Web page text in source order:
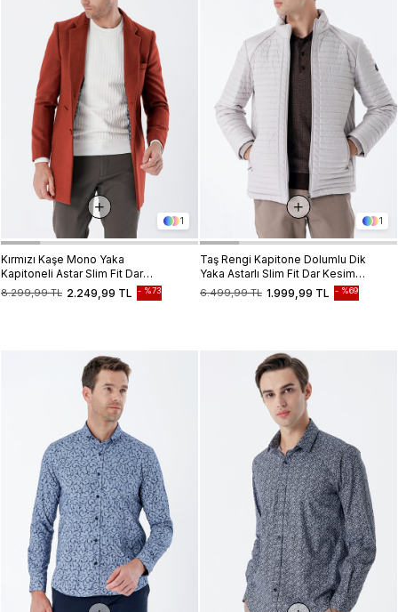
1
Kırmızı Kaşe Mono Yaka
Kapitoneli Astar Slim Fit Dar
Kesim Klasik Kaban 1008235171
2.249,99 TL
8.299,99 TL %73
1
Taş Rengi Kapitone Dolumlu Dik
Yaka Astarlı Slim Fit Dar Kesim
Casual Mont 1007235264
1.999,99 TL
6.499,99 TL %69